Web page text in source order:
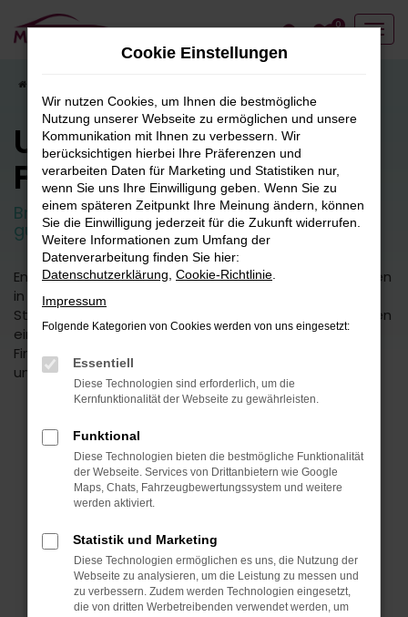
Zum
Hauptinhalt
0
Unser
Fahrzeugbestand
Breite Auswahl an attraktiven Neuwagen und
guten Gebrauchtfahrzeugen.
Entdecken Sie unsere vielfältige Auswahl an Fahrzeugen
in unserem umfangreichen Fuhrpark. Von kleinen
Stadtautos bis hin zu geräumigen SUVs bieten wir Ihnen
eine breite Palette an Fahrzeugmodellen und -typen.
Finden Sie das perfekte Fahrzeug für Ihre Bedürfnisse
und Vorlieben.
Fehler: Network Error
Beim Laden ist ein Fehler aufgetreten.
Hier sind ein paar Tipps, die dir helfen können:
Überprüfe deine Firewall und deine
Internetverbindung.
Laden andere Webseiten, zum Beispiel deine
Suchmaschine?
Cookie Einstellungen
Wir nutzen Cookies, um Ihnen die bestmögliche
Nutzung unserer Webseite zu ermöglichen und unsere
Kommunikation mit Ihnen zu verbessern. Wir
berücksichtigen hierbei Ihre Präferenzen und
verarbeiten Daten für Marketing und Statistiken nur,
wenn Sie uns Ihre Einwilligung geben. Wenn Sie zu
einem späteren Zeitpunkt Ihre Meinung ändern, können
Sie die Einwilligung jederzeit für die Zukunft widerrufen.
Weitere Informationen zum Umfang der
Datenverarbeitung finden Sie hier:
Datenschutzerklärung Cookie-Richtlinie
Impressum
Folgende Kategorien von Cookies werden von uns eingesetzt:
Essentiell
Diese Technologien sind erforderlich, um die
Kernfunktionalität der Webseite zu gewährleisten.
Funktional
Diese Technologien bieten die bestmögliche Funktionalität
der Webseite. Services von Drittanbietern wie Google
Maps, Chats, Fahrzeugbewertungssystem und weitere
werden aktiviert.
Statistik und Marketing
Diese Technologien ermöglichen es uns, die Nutzung der
Webseite zu analysieren, um die Leistung zu messen und
zu verbessern. Zudem werden Technologien eingesetzt,
die von dritten Werbetreibenden verwendet werden, um